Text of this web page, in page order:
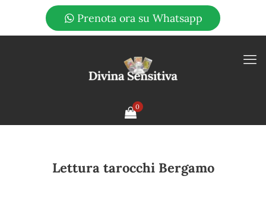
Prenota ora su Whatsapp
0
Lettura tarocchi Bergamo